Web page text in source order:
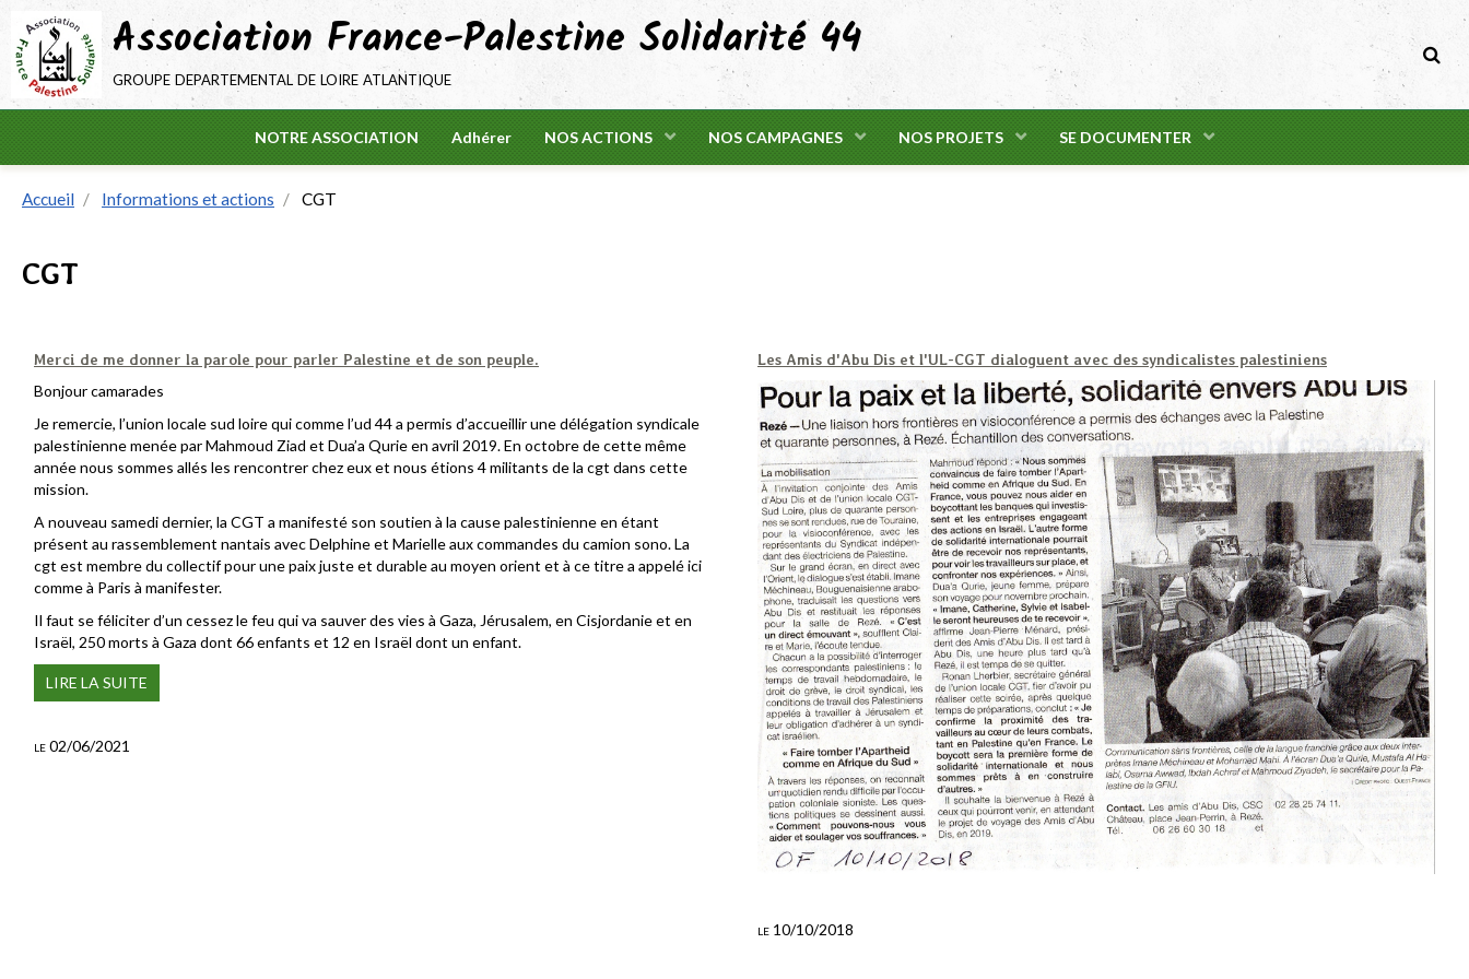
Association France-Palestine Solidarité 44
groupe departemental de loire atlantique
NOTRE ASSOCIATION Adhérer NOS ACTIONS NOS CAMPAGNES NOS PROJETS SE DOCUMENTER
Accueil Informations et actions CGT
CGT
Merci de me donner la parole pour parler Palestine et de son peuple.
le 02/06/2021
Bonjour camarades
Je remercie, l’union locale sud loire qui comme l’ud 44 a permis d’accueillir une délégation syndicale
palestinienne menée par Mahmoud Ziad et Dua’a Qurie en avril 2019. En octobre de cette même
année nous sommes allés les rencontrer chez eux et nous étions 4 militants de la cgt dans cette
mission.
A nouveau samedi dernier, la CGT a manifesté son soutien à la cause palestinienne en étant
présent au rassemblement nantais avec Delphine et Marielle aux commandes du camion sono. La
cgt est membre du collectif pour une paix juste et durable au moyen orient et à ce titre a appelé ici
comme à Paris à manifester.
Il faut se féliciter d’un cessez le feu qui va sauver des vies à Gaza, Jérusalem, en Cisjordanie et en
Israël, 250 morts à Gaza dont 66 enfants et 12 en Israël dont un enfant.
LIRE LA SUITE
Les Amis d'Abu Dis et l'UL-CGT dialoguent avec des syndicalistes palestiniens
le 10/10/2018